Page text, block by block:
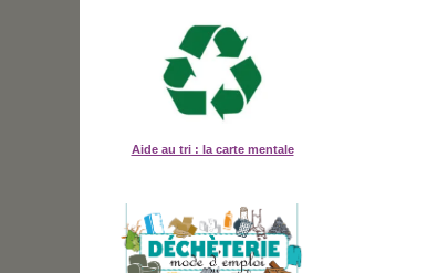
Aide au tri : la carte mentale